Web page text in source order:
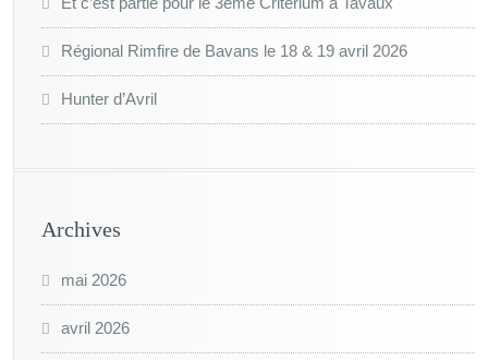
Régional Rimfire de Bavans le 18 & 19 avril 2026
Hunter d’Avril
Archives
mai 2026
avril 2026